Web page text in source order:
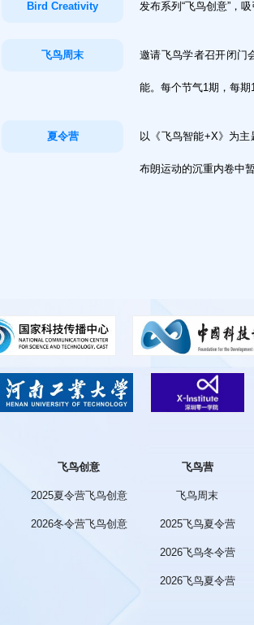
Bird Creativity 发布系列“飞鸟创意”，
飞鸟周末 邀请飞鸟学者召开闭门
能。每个节气1期，每期
夏令营 以《飞鸟智能+X》为
布朗运动的沉重内卷中
飞鸟创意
2025夏令营飞鸟创意
2026冬令营飞鸟创意
飞鸟营
飞鸟周末
2025飞鸟夏令营
2026飞鸟冬令营
2026飞鸟夏令营